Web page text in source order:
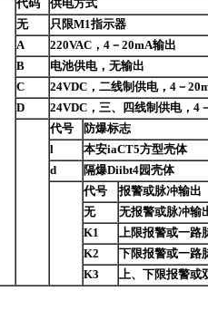
代码
供电方式
无
只限M1指示器
A
220VAC，4－20mA输出
B
电池供电，无输出
C
24VDC，二线制供电，4－
D
24VDC，三、四线制供电，4
代号
防爆标志
l
本安iaCT5方型壳体
d
隔爆Diibt4园壳体
代号
报警或脉冲输出
无
无报警或脉冲输
K1
上限报警或一路
K2
下限报警或一路
K3
上、下限报警或